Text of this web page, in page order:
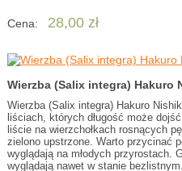
Cena: 28,00 zł
Wierzba (Salix integra) Hakuro
Wierzba (Salix integra) Hakuro
liściach, których długość może
liście na wierzchołkach rosnących
zielono upstrzone. Warto przycinać
wyglądają na młodych przyrostach.
wyglądają nawet w stanie